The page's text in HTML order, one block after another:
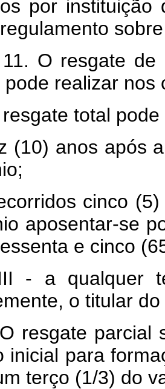
por
O resgate de
realizar
total pode
anos após a
cinco (5)
aposentar-se
e cinco
o titular
parcial
inicial para
terço (1/3) do